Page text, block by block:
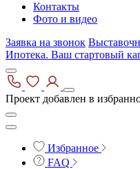
Контакты
Фото и видео
Заявка на звонок
Ипотека. Ваш стартовый
Проект добавлен в
Избранное
FAQ